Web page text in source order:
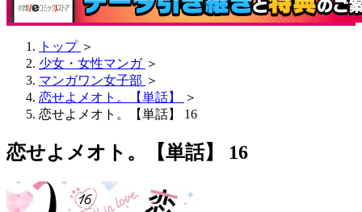
トップ ＞
少女・女性マンガ ＞
マンガワン女子部 ＞
恋せよメオト。【単話】
＞
恋せよメオト。【単話】 16
恋せよメオト。【単話】 16